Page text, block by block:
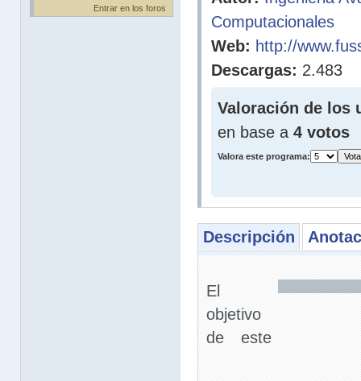
Entrar en los foros
Computacionales
Web: http://
Descargas: 2.483
Valoración de los
en base a 4 votos
Valora este programa:
Descripción
El
objetivo
de este